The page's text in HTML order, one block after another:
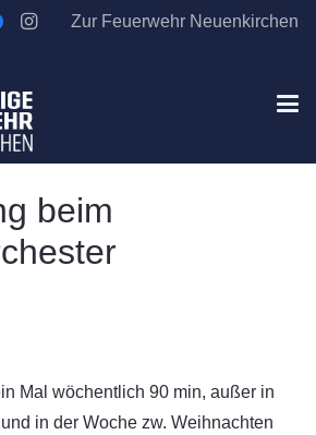
Zur Feuerwehr Neuenkirchen
beim
Mal wöchentlich 90 min, außer in
in der Woche zw. Weihnachten